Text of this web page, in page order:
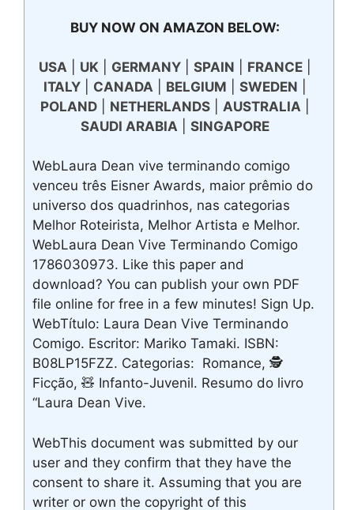
BUY NOW ON AMAZON BELOW:
USA UK GERMANY SPAIN FRANCE
ITALY
CANADA BELGIUM SWEDEN
POLAND
NETHERLANDS AUSTRALIA
SAUDI ARABIA
SINGAPORE
WebLaura Dean vive terminando comigo
venceu três Eisner Awards, maior prêmio do
universo dos quadrinhos, nas categorias
Melhor Roteirista, Melhor Artista e Melhor.
WebLaura Dean Vive Terminando Comigo
1786030973. Like this paper and
download? You can publish your own PDF
file online for free in a few minutes! Sign Up.
WebTítulo: Laura Dean Vive Terminando
Comigo. Еscritor: Mariko Tamaki. ISBN:
B08LP15FZZ. Categorias: ️ Romance, 🕵
Ficção, 🧸 Infanto-Juvenil. Resumo do livro
“Laura Dean Vive.
WebThis document was submitted by our
user and they confirm that they have the
consent to share it. Assuming that you are
writer or own the copyright of this